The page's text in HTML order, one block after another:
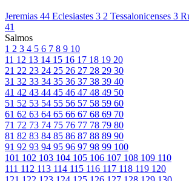
Jeremias 44 Eclesiastes 3 2 Tessalonicenses 3
41
Salmos
1 2 3 4 5 6 7 8 9 10
11 12 13 14 15 16 17 18 19 20
21 22 23 24 25 26 27 28 29 30
31 32 33 34 35 36 37 38 39 40
41 42 43 44 45 46 47 48 49 50
51 52 53 54 55 56 57 58 59 60
61 62 63 64 65 66 67 68 69 70
71 72 73 74 75 76 77 78 79 80
81 82 83 84 85 86 87 88 89 90
91 92 93 94 95 96 97 98 99 100
101 102 103 104 105 106 107 108 109 110
111 112 113 114 115 116 117 118 119 120